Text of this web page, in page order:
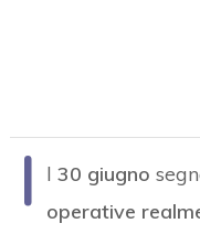
I l30 giugno
operative